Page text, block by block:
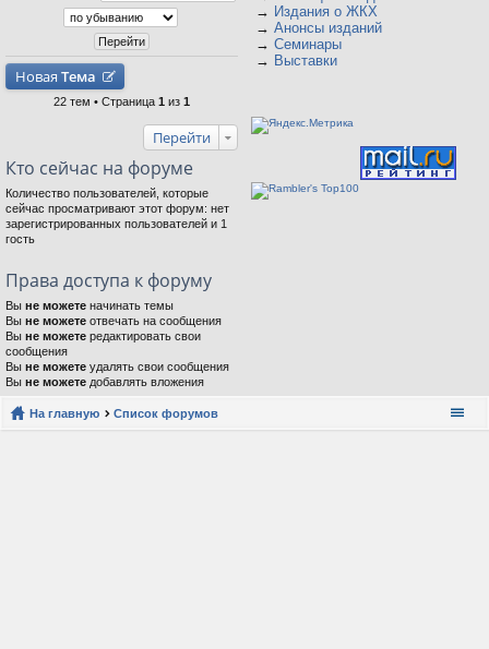
Новая Тема
22 тем • Страница 1 из 1
Перейти
Кто сейчас на форуме
Количество пользователей, которые
сейчас просматривают этот форум: нет
зарегистрированных пользователей и 1
гость
Права доступа к форуму
Вы не можете начинать темы
Вы не можете отвечать на сообщения
Вы не можете редактировать свои
сообщения
Вы не можете удалять свои сообщения
Вы не можете добавлять вложения
→ Издания о ЖКХ
→ Анонсы изданий
→ Семинары
→ Выставки
На главную Список форумов